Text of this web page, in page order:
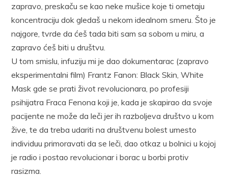
zapravo, preskaču se kao neke mušice koje ti ometaju
koncentraciju dok gledaš u nekom idealnom smeru. Što je
najgore, tvrde da ćeš tada biti sam sa sobom u miru, a
zapravo ćeš biti u društvu.
U tom smislu, infuziju mi je dao dokumentarac (zapravo
eksperimentalni film) Frantz Fanon: Black Skin, White
Mask gde se prati život revolucionara, po profesiji
psihijatra Fraca Fenona koji je, kada je skapirao da svoje
pacijente ne može da leči jer ih razboljeva društvo u kom
žive, te da treba udariti na društvenu bolest umesto
individuu primoravati da se leči, dao otkaz u bolnici u kojoj
je radio i postao revolucionar i borac u borbi protiv
rasizma.